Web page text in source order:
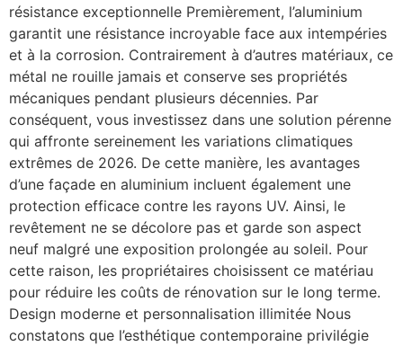
résistance exceptionnelle Premièrement, l’aluminium
garantit une résistance incroyable face aux intempéries
et à la corrosion. Contrairement à d’autres matériaux, ce
métal ne rouille jamais et conserve ses propriétés
mécaniques pendant plusieurs décennies. Par
conséquent, vous investissez dans une solution pérenne
qui affronte sereinement les variations climatiques
extrêmes de 2026. De cette manière, les avantages
d’une façade en aluminium incluent également une
protection efficace contre les rayons UV. Ainsi, le
revêtement ne se décolore pas et garde son aspect
neuf malgré une exposition prolongée au soleil. Pour
cette raison, les propriétaires choisissent ce matériau
pour réduire les coûts de rénovation sur le long terme.
Design moderne et personnalisation illimitée Nous
constatons que l’esthétique contemporaine privilégie